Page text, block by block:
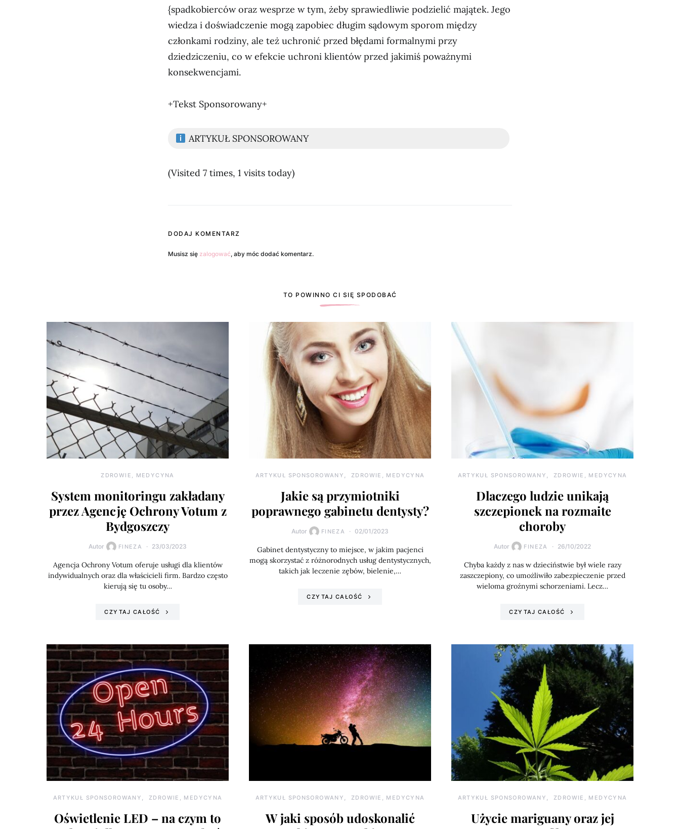
{spadkobierców oraz wesprze w tym, żeby sprawiedliwie podzielić majątek. Jego
wiedza i doświadczenie mogą zapobiec długim sądowym sporom między
członkami rodziny, ale też uchronić przed błędami formalnymi przy
dziedziczeniu, co w efekcie uchroni klientów przed jakimiś poważnymi
konsekwencjami.
+Tekst Sponsorowany+
ARTYKUŁ SPONSOROWANY
(Visited 7 times, 1 visits today)
DODAJ KOMENTARZ
Musisz się zalogować, aby móc dodać komentarz.
TO POWINNO CI SIĘ SPODOBAĆ
ZDROWIE, MEDYCYNA
System monitoringu zakładany
przez Agencję Ochrony Votum z
Bydgoszczy
Autor FINEZA 23/03/2023
Agencja Ochrony Votum oferuje usługi dla klientów
indywidualnych oraz dla właścicieli firm. Bardzo często
kierują się tu osoby…
CZYTAJ CAŁOŚĆ
ARTYKUŁ SPONSOROWANY ZDROWIE, MEDYCYNA
Jakie są przymiotniki
poprawnego gabinetu dentysty?
Autor FINEZA 02/01/2023
Gabinet dentystyczny to miejsce, w jakim pacjenci
mogą skorzystać z różnorodnych usług dentystycznych,
takich jak leczenie zębów, bielenie,…
CZYTAJ CAŁOŚĆ
ARTYKUŁ SPONSOROWANY ZDROWIE, MEDYCYNA
Dlaczego ludzie unikają
szczepionek na rozmaite
choroby
Autor FINEZA 26/10/2022
Chyba każdy z nas w dzieciństwie był wiele razy
zaszczepiony, co umożliwiło zabezpieczenie przed
wieloma groźnymi schorzeniami. Lecz…
CZYTAJ CAŁOŚĆ
ARTYKUŁ SPONSOROWANY ZDROWIE, MEDYCYNA
Oświetlenie LED – na czym to
ARTYKUŁ SPONSOROWANY ZDROWIE, MEDYCYNA
W jaki sposób udoskonalić
ARTYKUŁ SPONSOROWANY ZDROWIE, MEDYCYNA
Użycie mariguany oraz jej